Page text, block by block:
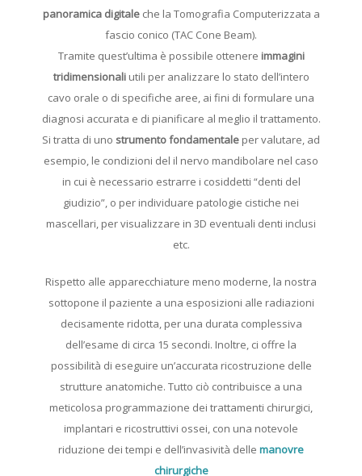
panoramica digitaleche la Tomografia Computerizzata a
fascio conico (TAC Cone Beam).
Tramite quest’ultima è possibile ottenere immagini
tridimensionaliutili per analizzare lo stato dell’intero
cavo orale o di specifiche aree, ai fini di formulare una
diagnosi accurata e di pianificare al meglio il trattamento.
Si tratta di uno strumento fondamentale per valutare, ad
esempio, le condizioni del il nervo mandibolare nel caso
in cui è necessario estrarre i cosiddetti “denti del
giudizio”, o per individuare patologie cistiche nei
mascellari, per visualizzare in 3D eventuali denti inclusi
etc.
Rispetto alle apparecchiature meno moderne, la nostra
sottopone il paziente a una esposizioni alle radiazioni
decisamente ridotta, per una durata complessiva
dell’esame di circa 15 secondi. Inoltre, ci offre la
possibilità di eseguire un’accurata ricostruzione delle
strutture anatomiche. Tutto ciò contribuisce a una
meticolosa programmazione dei trattamenti chirurgici,
implantari e ricostruttivi ossei, con una notevole
riduzione dei tempi e dell’invasività delle manovre
chirurgiche